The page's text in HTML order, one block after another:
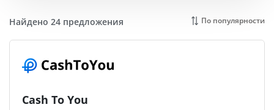
Найдено 24 предложения По популярности
Cash To You